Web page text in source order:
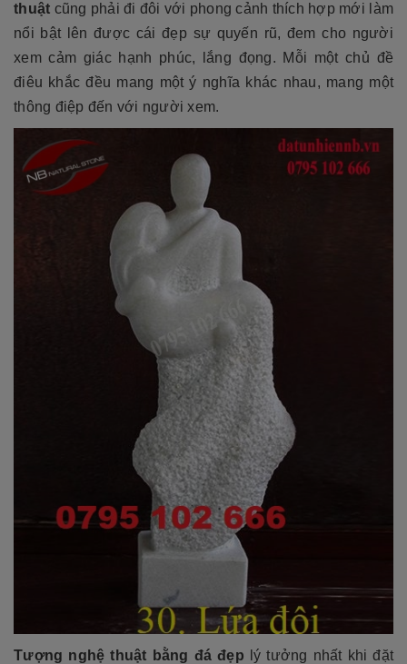
thuật cũng phải đi đôi với phong cảnh thích hợp mới làm
nổi bật lên được cái đẹp sự quyến rũ, đem cho người
xem cảm giác hạnh phúc, lắng đọng. Mỗi một chủ đề
điêu khắc đều mang một ý nghĩa khác nhau, mang một
thông điệp đến với người xem.
Tượng nghệ thuật bằng đá đẹp lý tưởng nhất khi đặt